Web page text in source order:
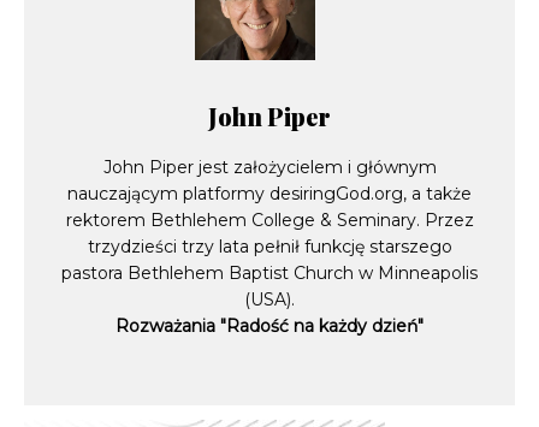
John Piper
John Piper jest założycielem i głównym
nauczającym platformy desiringGod.org, a także
rektorem Bethlehem College & Seminary. Przez
trzydzieści trzy lata pełnił funkcję starszego
pastora Bethlehem Baptist Church w Minneapolis
(USA).
Rozważania "Radość na każdy dzień"